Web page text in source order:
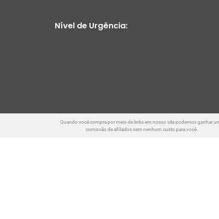
Nível de Urgência:
Quando você compra por meio de links em nosso site podemos ganhar
comissão de afiliados sem nenhum custo para você.